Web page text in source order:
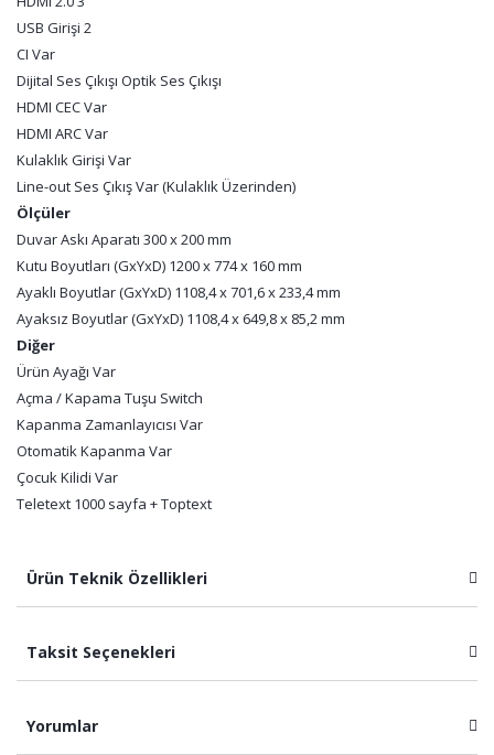
USB Girişi 2
CI Var
Dijital Ses Çıkışı Optik Ses Çıkışı
HDMI CEC Var
HDMI ARC Var
Kulaklık Girişi Var
Line-out Ses Çıkış Var (Kulaklık Üzerinden)
Ölçüler
Duvar Askı Aparatı 300 x 200 mm
Kutu Boyutları (GxYxD) 1200 x 774 x 160 mm
Ayaklı Boyutlar (GxYxD) 1108,4 x 701,6 x 233,4 mm
Ayaksız Boyutlar (GxYxD) 1108,4 x 649,8 x 85,2 mm
Diğer
Ürün Ayağı Var
Açma / Kapama Tuşu Switch
Kapanma Zamanlayıcısı Var
Otomatik Kapanma Var
Çocuk Kilidi Var
Teletext 1000 sayfa + Toptext
Ürün Teknik Özellikleri
Taksit Seçenekleri
Yorumlar